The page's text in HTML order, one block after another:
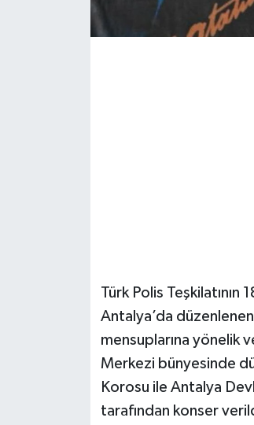
Türk Polis
Antalya’da
mensuplarına yönelik
Merkezi bünyesinde
Korosu ile Antalya
tarafından konser